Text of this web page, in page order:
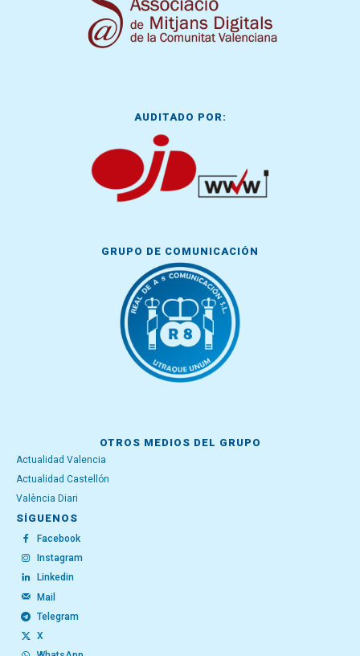
AUDITADO POR:
GRUPO DE COMUNICACIÓN
OTROS MEDIOS DEL GRUPO
Actualidad Valencia
Actualidad Castellón
València Diari
SÍGUENOS
Facebook
Instagram
Linkedin
Mail
Telegram
X